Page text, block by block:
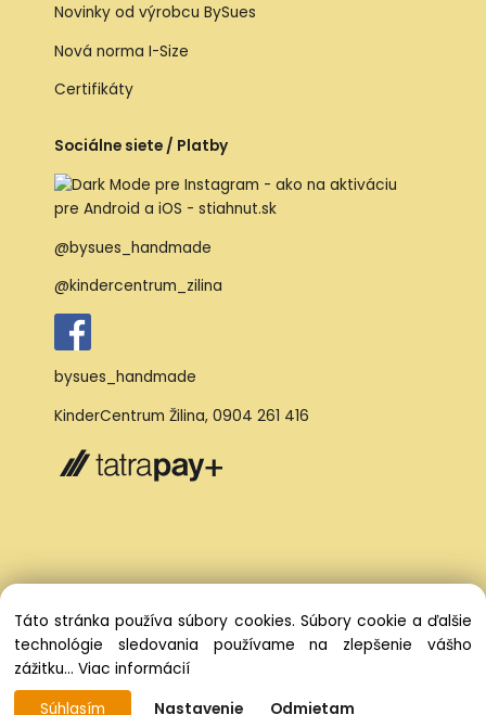
Novinky od výrobcu BySues
Nová norma I-Size
Certifikáty
Sociálne siete / Platby
@bysues_handmade
@kindercentrum_zilina
bysues_handmade
KinderCentrum Žilina, 0904 261 416
Táto stránka používa súbory cookies. Súbory cookie a ďalšie
technológie sledovania používame na zlepšenie vášho
zážitku... Viac informácií
Súhlasím
Nastavenie Odmietam